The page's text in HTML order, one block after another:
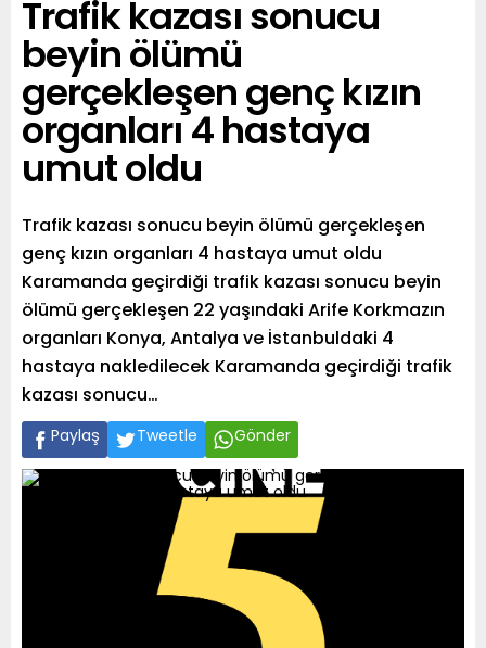
Trafik kazası sonucu
beyin ölümü
gerçekleşen genç kızın
organları 4 hastaya
umut oldu
Trafik kazası sonucu beyin ölümü gerçekleşen
genç kızın organları 4 hastaya umut oldu
Karamanda geçirdiği trafik kazası sonucu beyin
ölümü gerçekleşen 22 yaşındaki Arife Korkmazın
organları Konya, Antalya ve İstanbuldaki 4
hastaya nakledilecek Karamanda geçirdiği trafik
kazası sonucu…
Paylaş Tweetle Gönder